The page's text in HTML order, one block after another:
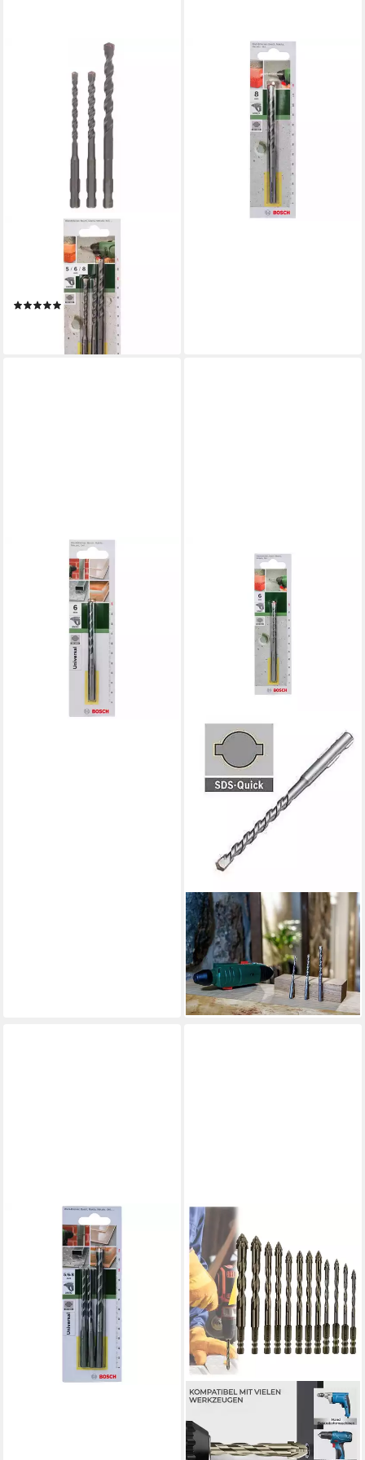
Spiralbohrer Betonbohrer-
Set, 3-teilig, SDS quick, 5 - 8
mm 2609256908
(1)
lieferbar - in 2-3 Werktagen bei dir
Betonbohrer Bosch
Betonbohrer SDS Quick 120
mm Ø 8 für Uneo
lieferbar - in 2-3 Werktagen bei dir
Universalbohrer Bosch
Mehrzweckbohrer Ø 6 mm,
100 mm, SDS Quick
lieferbar - in 2-3 Werktagen bei dir
BOSCH
Betonbohrer Bosch Bohrer Ø
6 mm, 100 mm, SDS Quick
Bohrer Betonbohrer UNEO
8,38 €
lieferbar - in 2-3 Werktagen bei dir
Universalbohrer Bosch
Mehrzweckbohrer Ø 5, 6, 8
mm, SDS Quick
lieferbar - in 4-5 Werktagen bei dir